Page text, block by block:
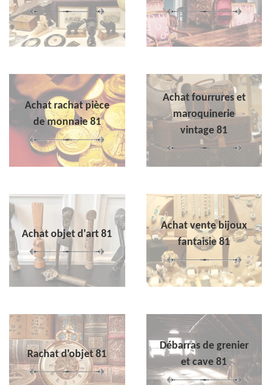
Achat rachat pièce
de monnaie 81
Achat fourrures et
maroquinerie
vintage 81
Achat objet d'art 81
Achat vente bijoux
fantaisie 81
Rachat d'objet 81
Débarras de grenier
et cave 81